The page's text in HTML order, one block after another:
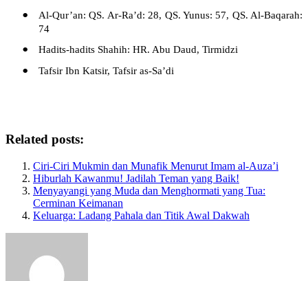
• Al-Qur’an: QS. Ar-Ra’d: 28, QS. Yunus: 57, QS. Al-Baqarah:
74
• Hadits-hadits Shahih: HR. Abu Daud, Tirmidzi
• Tafsir Ibn Katsir, Tafsir as-Sa’di
Related posts:
Ciri-Ciri Mukmin dan Munafik Menurut Imam al-Auza’i
Hiburlah Kawanmu! Jadilah Teman yang Baik!
Menyayangi yang Muda dan Menghormati yang Tua:
Cerminan Keimanan
Keluarga: Ladang Pahala dan Titik Awal Dakwah